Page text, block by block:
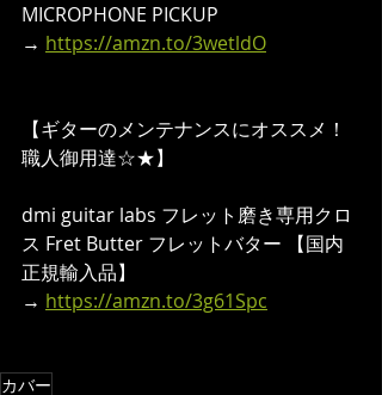
MICROPHONE PICKUP
→ https://amzn.to/3wetldO
【ギターのメンテナンスにオススメ！
職人御用達☆★】
dmi guitar labs フレット磨き専用クロ
ス Fret Butter フレットバター 【国内
正規輸入品】
→ https://amzn.to/3g61Spc
カバー